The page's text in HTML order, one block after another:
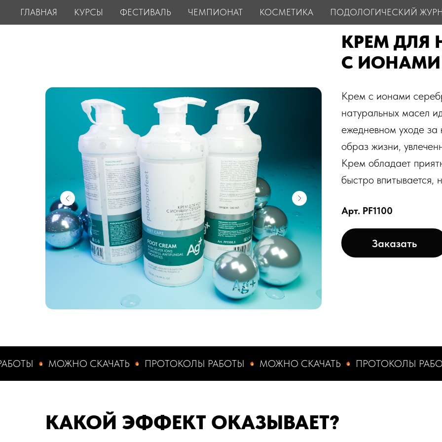
ГЛАВНАЯ КУРСЫ ФЕСТИВАЛЬ ЧЕМПИОНАТ КОСМЕТИКА ПОДОЛОГИЧЕСКИЙ
КРЕМ ДЛЯ
С ИОНАМИ
Крем с ионами
натуральных масел
ежедневном уходе за
образ жизни,
Крем обладает
быстро впитывается,
Арт. PF1100
Заказать
МОЖНО СКАЧАТЬ ПРОТОКОЛЫ РАБОТЫ МОЖНО СКАЧАТЬ ПРОТОКОЛЫ РАБОТЫ
КАКОЙ ЭФФЕКТ ОКАЗЫВАЕТ?